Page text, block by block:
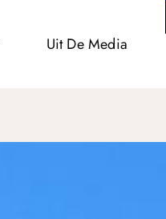
Uit De Media